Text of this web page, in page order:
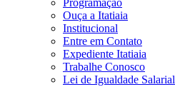
Programação
Ouça a Itatiaia
Institucional
Entre em Contato
Expediente Itatiaia
Trabalhe Conosco
Lei de Igualdade Salarial